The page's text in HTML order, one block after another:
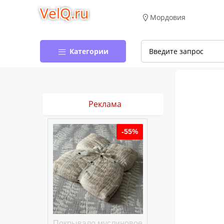
VelQ.ru Мордовия
Категории
Реклама
-55%